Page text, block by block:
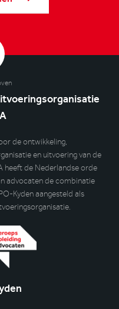
de ontwikkeling,
en uitvoering van de
heeft de Nederlandse orde
advocaten de combinatie
Kyden aangesteld als